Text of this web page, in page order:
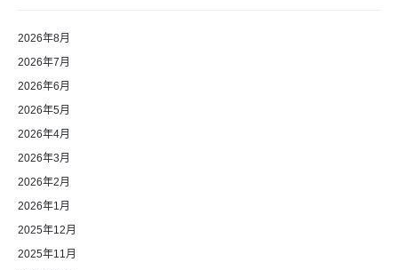
2026年8月
2026年7月
2026年6月
2026年5月
2026年4月
2026年3月
2026年2月
2026年1月
2025年12月
2025年11月